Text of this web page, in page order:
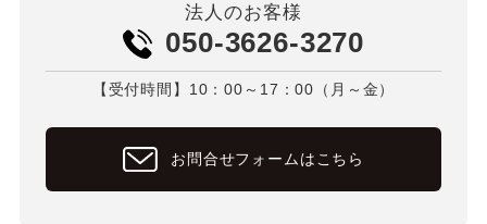
法人のお客様
050-3626-3270
【受付時間】10：00～17：00（月～金）
お問合せフォームはこちら